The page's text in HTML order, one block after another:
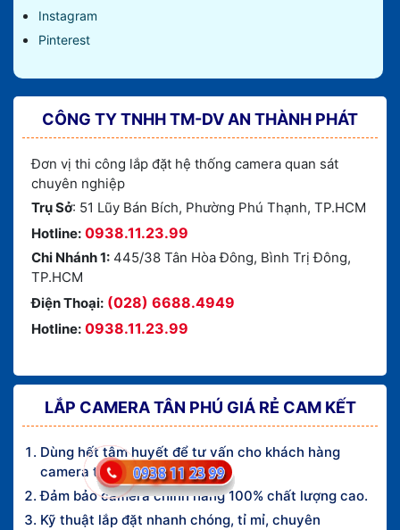
Instagram
Pinterest
CÔNG TY TNHH TM-DV AN THÀNH PHÁT
Đơn vị thi công lắp đặt hệ thống camera quan sát
chuyên nghiệp
Trụ Sở: 51 Lũy Bán Bích, Phường Phú Thạnh, TP.HCM
Hotline: 0938.11.23.99
Chi Nhánh 1: 445/38 Tân Hòa Đông, Bình Trị Đông,
TP.HCM
Điện Thoại: (028) 6688.4949
Hotline: 0938.11.23.99
LẮP CAMERA TÂN PHÚ GIÁ RẺ CAM KẾT
Dùng hết tâm huyết để tư vấn cho khách hàng
camera tốt nhất.
Đảm bảo camera chính hãng 100% chất lượng cao.
Kỹ thuật lắp đặt nhanh chóng, tỉ mỉ, chuyên